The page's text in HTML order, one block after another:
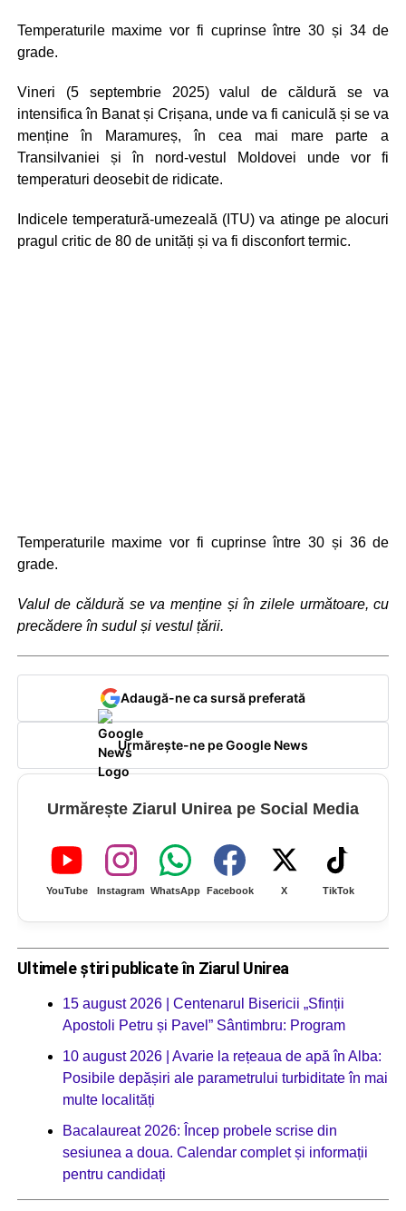
Temperaturile maxime vor fi cuprinse între 30 și 34 de
grade.
Vineri (5 septembrie 2025) valul de căldură se va
intensifica în Banat și Crișana, unde va fi caniculă și se va
menține în Maramureș, în cea mai mare parte a
Transilvaniei și în nord-vestul Moldovei unde vor fi
temperaturi deosebit de ridicate.
Indicele temperatură-umezeală (ITU) va atinge pe alocuri
pragul critic de 80 de unități și va fi disconfort termic.
Temperaturile maxime vor fi cuprinse între 30 și 36 de
grade.
Valul de căldură se va menține și în zilele următoare, cu
precădere în sudul și vestul țării.
Adaugă-ne ca sursă preferată
Urmărește-ne pe Google News
Urmărește Ziarul Unirea pe Social Media
YouTube Instagram WhatsApp Facebook X TikTok
Ultimele știri publicate în Ziarul Unirea
15 august 2026 | Centenarul Bisericii „Sfinții
Apostoli Petru și Pavel” Sântimbru: Program
10 august 2026 | Avarie la rețeaua de apă în Alba:
Posibile depășiri ale parametrului turbiditate în mai
multe localități
Bacalaureat 2026: Încep probele scrise din
sesiunea a doua. Calendar complet și informații
pentru candidați